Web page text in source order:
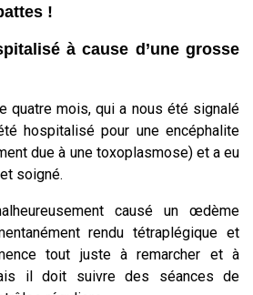
!
à cause d’une grosse
quatre mois, qui a nous été signalé
hospitalisé pour une encéphalite
due à une toxoplasmose) et a eu
soigné.
causé un œdème
rendu tétraplégique et
tout juste à remarcher et à
il doit suivre des séances de